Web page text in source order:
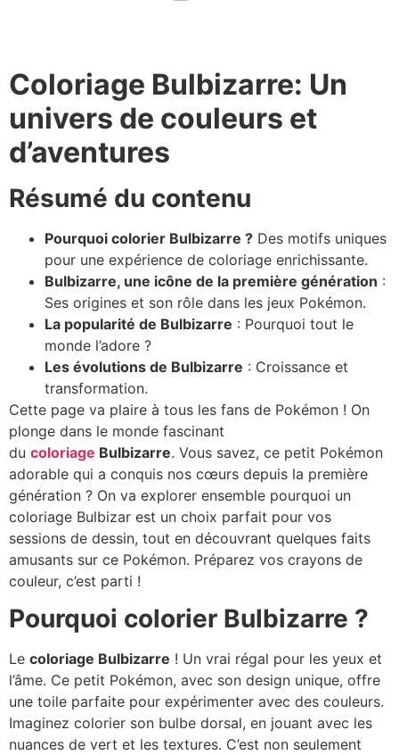
Coloriage Bulbizarre: Un
univers de couleurs et
d’aventures
Résumé du contenu
Pourquoi colorier Bulbizarre ? Des motifs uniques
pour une expérience de coloriage enrichissante.
Bulbizarre, une icône de la première génération :
Ses origines et son rôle dans les jeux Pokémon.
La popularité de Bulbizarre : Pourquoi tout le
monde l’adore ?
Les évolutions de Bulbizarre : Croissance et
transformation.
Cette page va plaire à tous les fans de Pokémon ! On
plonge dans le monde fascinant
du coloriage Bulbizarre. Vous savez, ce petit Pokémon
adorable qui a conquis nos cœurs depuis la première
génération ? On va explorer ensemble pourquoi un
coloriage Bulbizar est un choix parfait pour vos
sessions de dessin, tout en découvrant quelques faits
amusants sur ce Pokémon. Préparez vos crayons de
couleur, c’est parti !
Pourquoi colorier Bulbizarre ?
Le coloriage Bulbizarre ! Un vrai régal pour les yeux et
l’âme. Ce petit Pokémon, avec son design unique, offre
une toile parfaite pour expérimenter avec des couleurs.
Imaginez colorier son bulbe dorsal, en jouant avec les
nuances de vert et les textures. C’est non seulement